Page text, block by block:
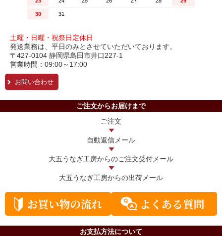
土曜・日曜・祝祭日定休日
発送業務は、平日のみとさせていただいております。
〒427-0104 静岡県島田市井口227-1
営業時間：09:00～17:00
お問い合わせ
ご注文からお届けまで
ご注文
自動返信メール
大五うなぎ工房からのご注文受付メール
大五うなぎ工房からの出荷メール
お支払方法について